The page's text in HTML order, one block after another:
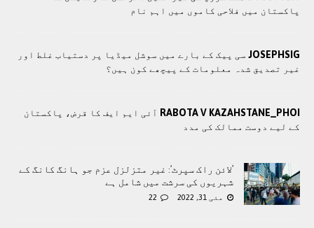
پاکستان میں فلاحی کاموں ميں اہم نام
JOSEPHSIG سی پیک کے بارے میں سوشل میڈیا پر دستیاب غلط اور
غیر تصدیق شدہ معلومات کے پیچھے کون ہیں؟
RABOTA V KAZAHSTANE_PHOI آئی ایم ایف کا قرض، پاکستان
کے لیے دوست ممالک کی مدد
’لائن راک سپرٹ‘: غیر متزلزل عزم جو ہانگ کانگ کے
شہریوں کی سرشت میں شامل ہے
مئی 31, 2022 22